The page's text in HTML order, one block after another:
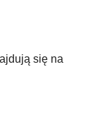
się na